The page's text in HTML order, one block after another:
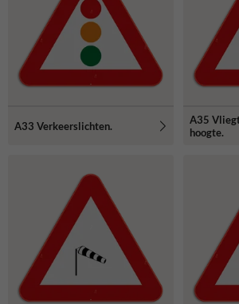
A33 Verkeerslichten.
A35
hoogte.